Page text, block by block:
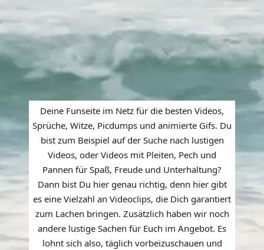
Deine Funseite im Netz für die besten Videos,
Sprüche, Witze, Picdumps und animierte Gifs. Du
bist zum Beispiel auf der Suche nach lustigen
Videos, oder Videos mit Pleiten, Pech und
Pannen für Spaß, Freude und Unterhaltung?
Dann bist Du hier genau richtig, denn hier gibt
es eine Vielzahl an Videoclips, die Dich garantiert
zum Lachen bringen. Zusätzlich haben wir noch
andere lustige Sachen für Euch im Angebot. Es
lohnt sich also, täglich vorbeizuschauen und